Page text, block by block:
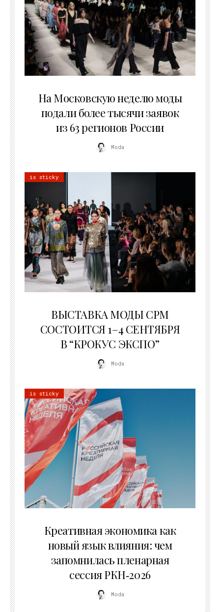
На Московскую неделю моды
подали более тысячи заявок
из 63 регионов России
Moda
is sticky
ВЫСТАВКА МОДЫ CPM
СОСТОИТСЯ 1–4 СЕНТЯБРЯ
В “КРОКУС ЭКСПО”
Moda
is sticky
Креативная экономика как
новый язык влияния: чем
запомнилась пленарная
сессия РКН‑2026
Moda